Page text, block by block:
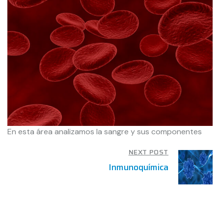
En esta área analizamos la sangre y sus componentes
NEXT POST
Inmunoquímica